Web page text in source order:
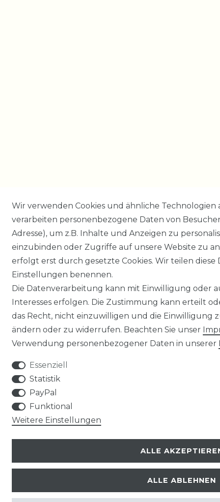
Wir verwenden Cookies und ähnliche
verarbeiten personenbezogene Daten von
Adresse), um z.B. Inhalte und Anzeigen zu
einzubinden oder Zugriffe auf unsere Website zu
erfolgt erst durch gesetzte Cookies. Wir teilen
Einstellungen benennen.
Die Datenverarbeitung kann mit Einwilligung oder
Interesses erfolgen. Die Zustimmung kann erteilt
das Recht, nicht einzuwilligen und die Einwilligung
ändern oder zu widerrufen. Beachten Sie unser
Verwendung personenbezogener Daten in unserer
Essenziell
Statistik
PayPal
Funktional
Weitere Einstellungen
ALLE
ALLE ABLEHNEN